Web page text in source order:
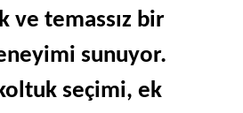
ve temassız bir
sunuyor.
seçimi, ek